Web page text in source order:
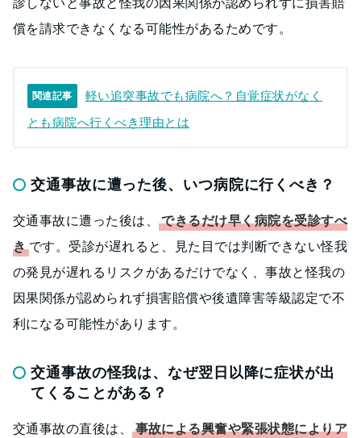
償を請求できなくなる可能性があるためです。
関連記事
軽い追突事故でも病院へ？自覚症状がなく
とも病院へ行くべき理由とは
交通事故に遭った後、いつ病院に行くべき？
交通事故に遭った後は、できるだけ早く病院を受診すべ
きです。受診が遅れると、見た目では判断できない怪我
の発見が遅れるリスクがあるだけでなく、事故と怪我の
因果関係が認められず損害賠償や後遺障害等級認定で不
利になる可能性があります。
交通事故の怪我は、なぜ翌日以降に症状が出
てくることがある？
交通事故の直後は、事故による興奮や緊張状態によりア